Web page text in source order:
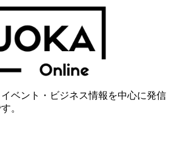
ベント・ビジネス情報を中心に発信
。